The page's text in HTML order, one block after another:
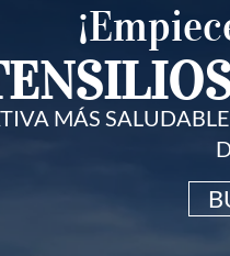
MÁS